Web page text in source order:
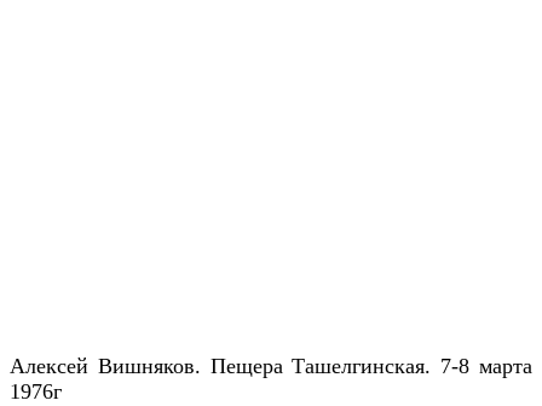
Алексей Вишняков. Пещера Ташелгинская. 7-8 марта
1976г